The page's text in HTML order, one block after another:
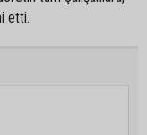
etti.